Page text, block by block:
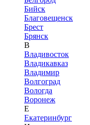
Бийск
Благовещенск
Брест
Брянск
В
Владивосток
Владикавказ
Владимир
Волгоград
Вологда
Воронеж
Е
Екатеринбург